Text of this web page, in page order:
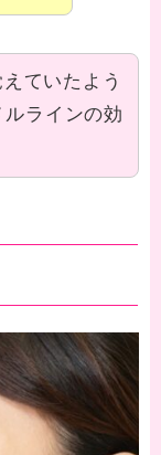
ていたよう
ラインの効